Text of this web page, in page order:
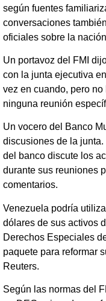
según fuentes
conversaciones
oficiales sobre la
Un portavoz del FMI
con la junta ejecutiva
vez en cuando, pero
ninguna reunión
Un vocero del Banco
discusiones de la
del banco discute los
durante sus reuniones
comentarios.
Venezuela podría
dólares de sus activos
Derechos Especiales
paquete para reformar
Reuters.
Según las normas del